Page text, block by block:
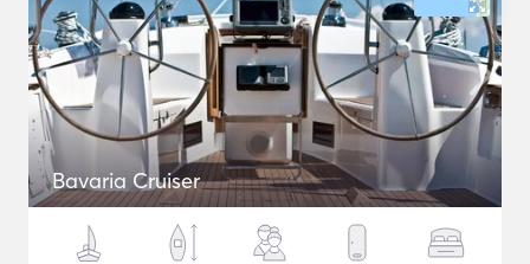
Bavaria Cruiser